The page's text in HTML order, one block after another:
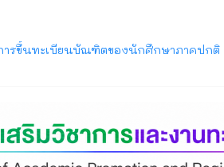
ข้าศึกษาปีการศึกษา 2569 พ้นสภาพจาก
ศึกษาใหม่ ระดับปริญญาตรี ภาคปกติ (รอบ